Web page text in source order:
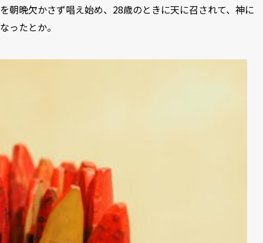
を朝晩欠かさず唱え始め、28歳のときに天に召されて、神に
なったとか。